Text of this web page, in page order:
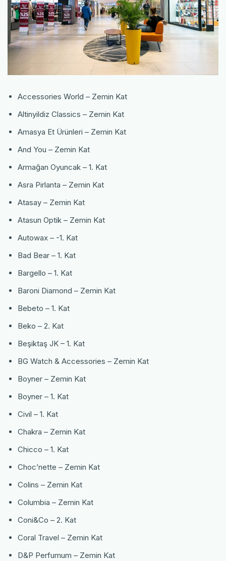
Accessories World – Zemin Kat
Altinyildiz Classics – Zemin Kat
Amasya Et Ürünleri – Zemin Kat
And You – Zemin Kat
Armağan Oyuncak – 1. Kat
Asra Pirlanta – Zemin Kat
Atasay – Zemin Kat
Atasun Optik – Zemin Kat
Autowax – -1. Kat
Bad Bear – 1. Kat
Bargello – 1. Kat
Baroni Diamond – Zemin Kat
Bebeto – 1. Kat
Beko – 2. Kat
Beşiktaş JK – 1. Kat
BG Watch & Accessories – Zemin Kat
Boyner – Zemin Kat
Boyner – 1. Kat
Civil – 1. Kat
Chakra – Zemin Kat
Chicco – 1. Kat
Choc’nette – Zemin Kat
Colins – Zemin Kat
Columbia – Zemin Kat
Coni&Co – 2. Kat
Coral Travel – Zemin Kat
D&P Perfumum – Zemin Kat